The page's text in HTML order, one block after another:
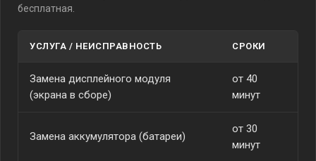
бесплатная.
УСЛУГА / НЕИСПРАВНОСТЬ СРОКИ
Замена дисплейного модуля
(экрана в сборе)
от 40
минут
Замена аккумулятора (батареи)
от 30
минут